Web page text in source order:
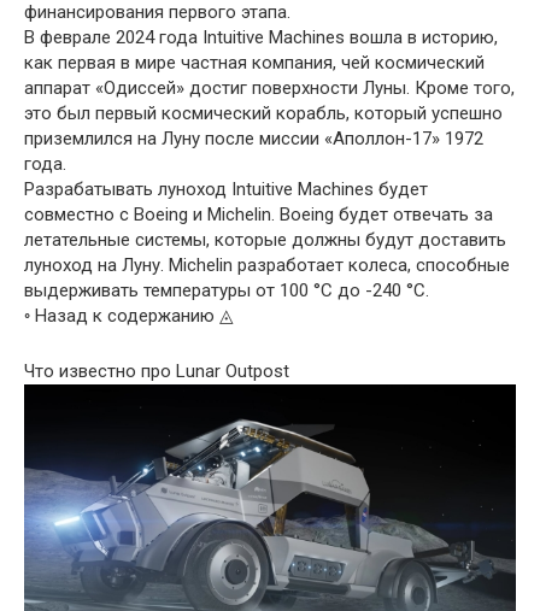
финансирования первого этапа.
В феврале 2024 года Intuitive Machines вошла в историю,
как первая в мире частная компания, чей космический
аппарат «Одиссей» достиг поверхности Луны. Кроме того,
это был первый космический корабль, который успешно
приземлился на Луну после миссии «Аполлон-17» 1972
года.
Разрабатывать луноход Intuitive Machines будет
совместно с Boeing и Michelin. Boeing будет отвечать за
летательные системы, которые должны будут доставить
луноход на Луну. Michelin разработает колеса, способные
выдерживать температуры от 100 °C до -240 °C.
◦ Назад к содержанию ◬
Что известно про Lunar Outpost